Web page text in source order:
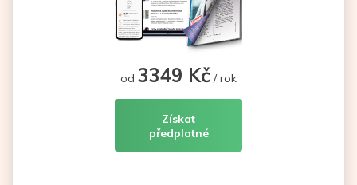
od 3349 Kč / rok
Získat
předplatné